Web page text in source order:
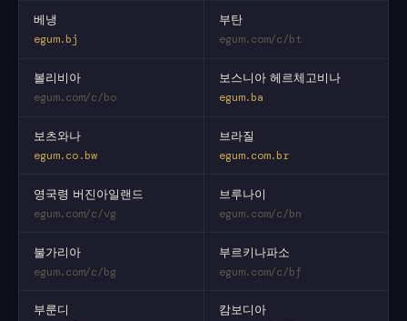
베냉
egum.bj
부탄
egum.com/c/bt
볼리비아
egum.com/c/bo
보스니아 헤르체고비나
egum.ba
보츠와나
egum.co.bw
브라질
egum.com.br
영국령 버진아일랜드
egum.com/c/vg
브루나이
egum.com/c/bn
불가리아
egum.com/c/bg
부르키나파소
egum.com/c/bf
부룬디 캄보디아